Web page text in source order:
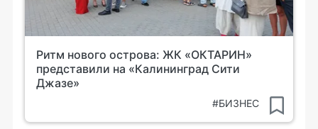
Ритм нового острова: ЖК «ОКТАРИН»
представили на «Калининград Сити
Джазе»
#БИЗНЕС